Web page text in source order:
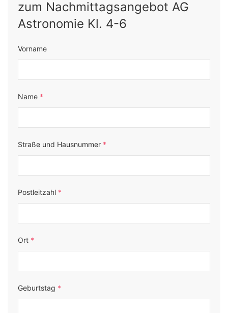
zum Nachmittagsangebot AG
Astronomie Kl. 4-6
Vorname
Name *
Straße und Hausnummer *
Postleitzahl *
Ort *
Geburtstag *